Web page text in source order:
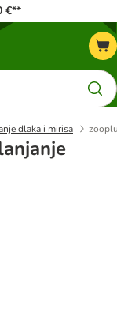
€**
dlaka i mirisa